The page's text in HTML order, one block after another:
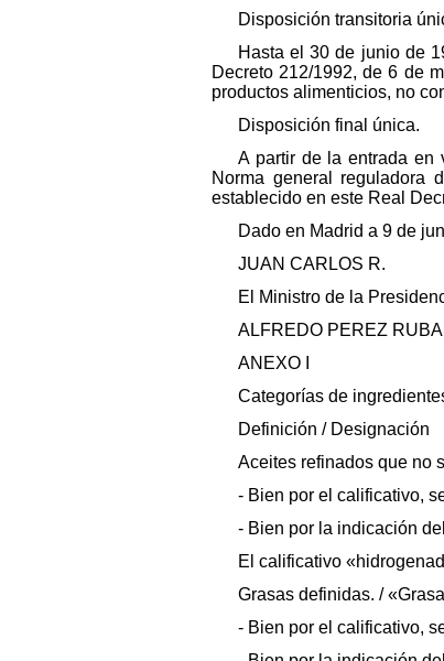
Disposición transitoria
Hasta el 30 de junio de
Decreto 212/1992, de 6 de
productos alimenticios, no
Disposición final única.
A partir de la entrada en
Norma general reguladora
establecido en este Real
Dado en Madrid a 9 de
JUAN CARLOS R.
El Ministro de la
ALFREDO PEREZ
ANEXO I
Categorías de
Definición / Designación
Aceites refinados que no
- Bien por el calificativo,
- Bien por la indicación
El calificativo
Grasas definidas. /
- Bien por el calificativo,